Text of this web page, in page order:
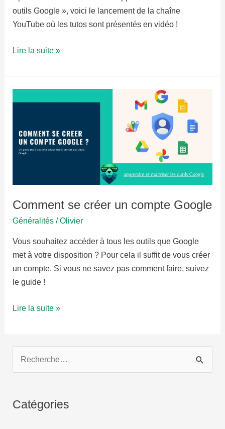
outils Google », voici le lancement de la chaîne
YouTube où les tutos sont présentés en vidéo !
Création
la
chaine
YouTube
et
Maitriser
Google
Lire la suite »
Comment se créer un compte Google
Généralités /Olivier
Vous souhaitez accéder à tous les outils que Google
met à votre disposition ? Pour cela il suffit de vous créer
un compte. Si vous ne savez pas comment faire, suivez
le guide !
Comment
un
compte
Google
Lire la suite »
h
Catégories